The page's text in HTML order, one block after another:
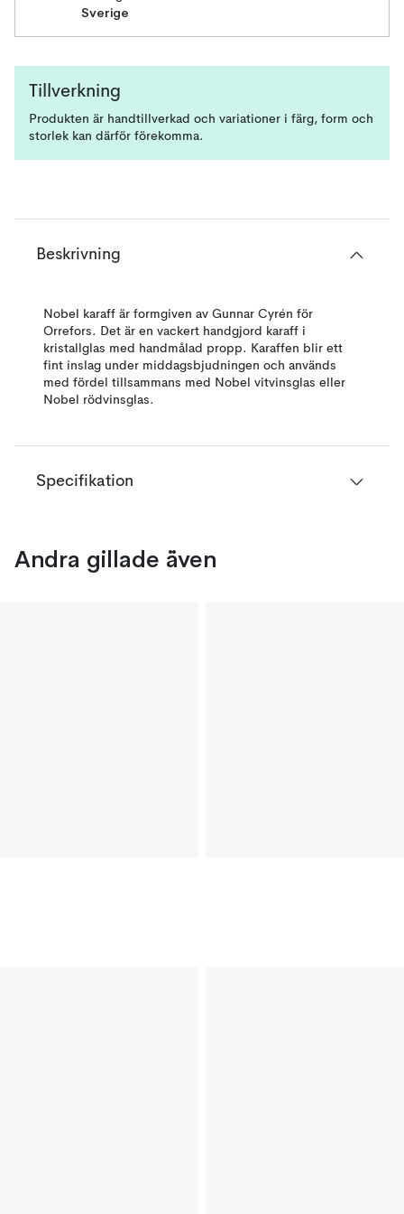
Sverige
Tillverkning
Produkten är handtillverkad och variationer i färg, form och
storlek kan därför förekomma.
Beskrivning
Nobel karaff är formgiven av Gunnar Cyrén för
Orrefors. Det är en vackert handgjord karaff i
kristallglas med handmålad propp. Karaffen blir ett
fint inslag under middagsbjudningen och används
med fördel tillsammans med Nobel vitvinsglas eller
Nobel rödvinsglas.
Specifikation
Andra gillade även